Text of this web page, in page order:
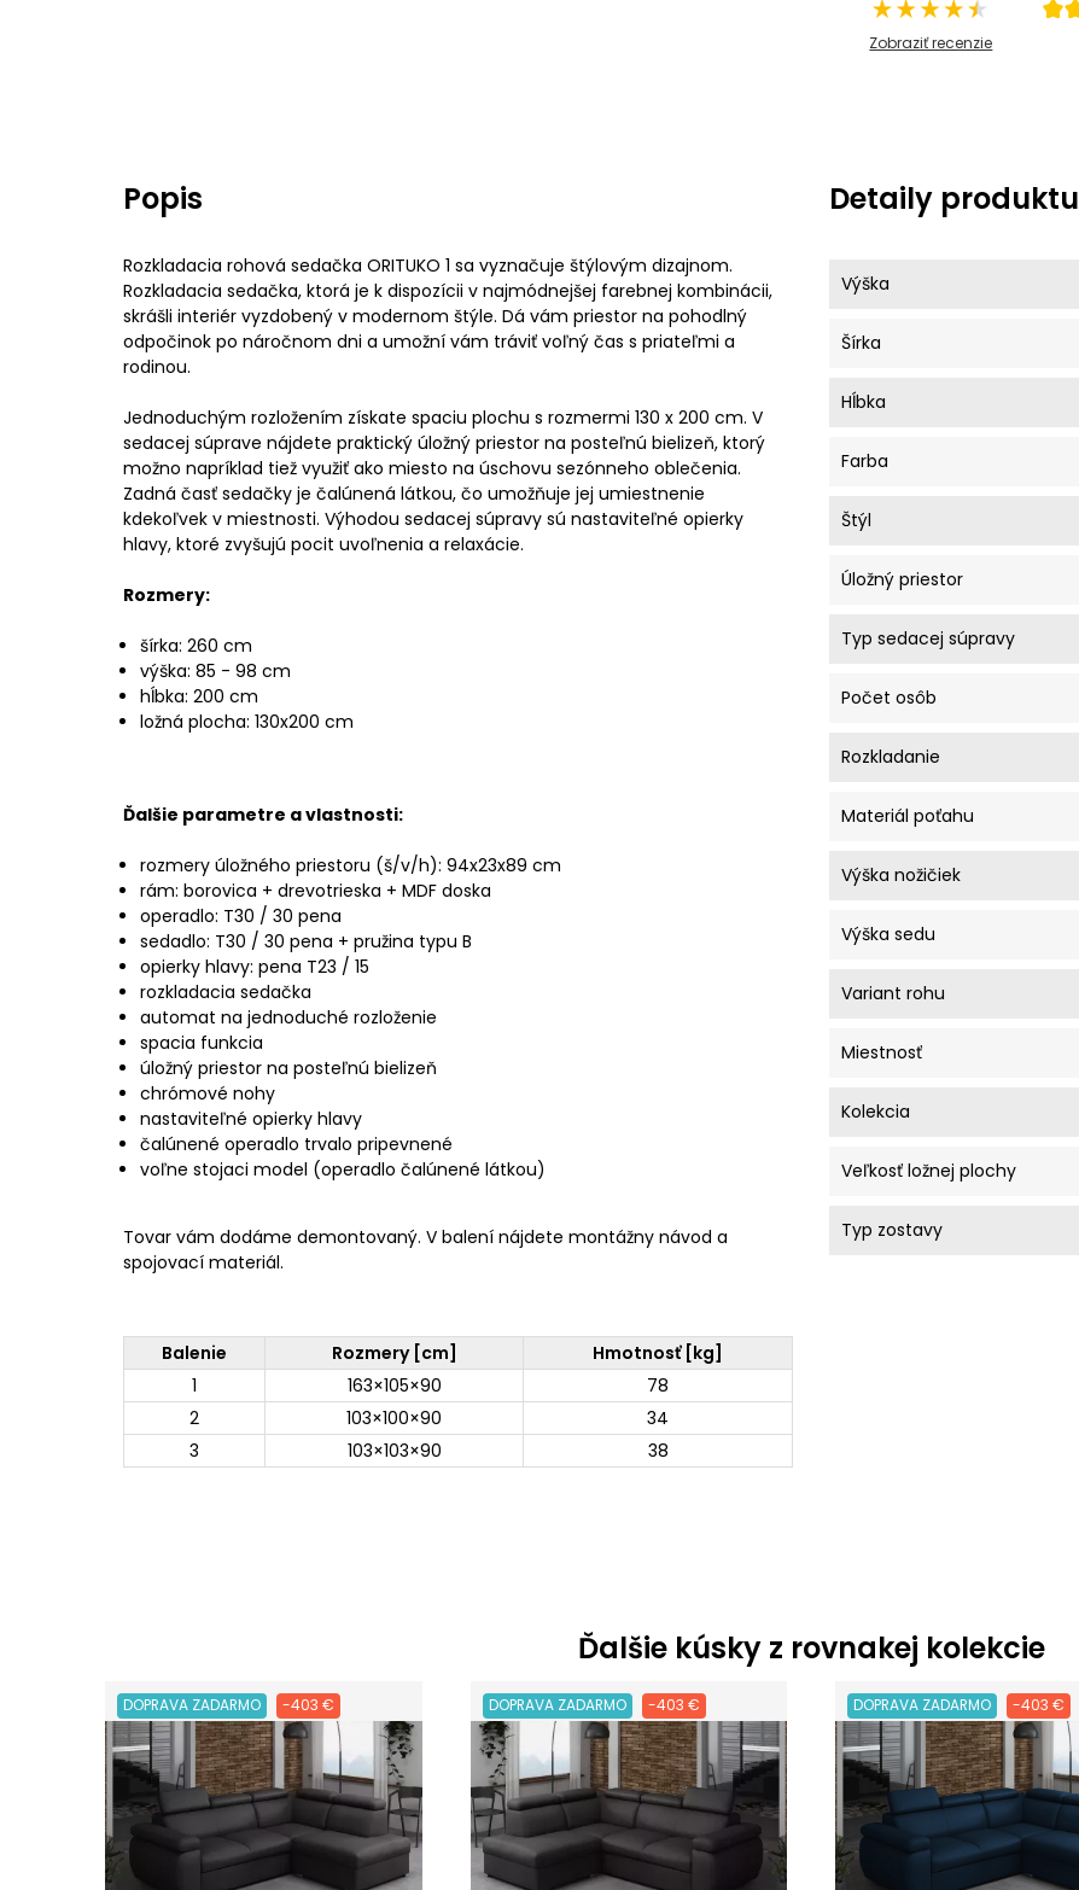
Zobraziť recenzie
Popis
Rozkladacia rohová sedačka ORITUKO 1 sa vyznačuje štýlovým dizajnom.
Rozkladacia sedačka, ktorá je k dispozícii v najmódnejšej farebnej kombinácii,
skrášli interiér vyzdobený v modernom štýle. Dá vám priestor na pohodlný
odpočinok po náročnom dni a umožní vám tráviť voľný čas s priateľmi a
rodinou.
Jednoduchým rozložením získate spaciu plochu s rozmermi 130 x 200 cm. V
sedacej súprave nájdete praktický úložný priestor na posteľnú bielizeň, ktorý
možno napríklad tiež využiť ako miesto na úschovu sezónneho oblečenia.
Zadná časť sedačky je čalúnená látkou, čo umožňuje jej umiestnenie
kdekoľvek v miestnosti. Výhodou sedacej súpravy sú nastaviteľné opierky
hlavy, ktoré zvyšujú pocit uvoľnenia a relaxácie.
Rozmery:
šírka: 260 cm
výška: 85 - 98 cm
hĺbka: 200 cm
ložná plocha: 130x200 cm
Ďalšie parametre a vlastnosti:
rozmery úložného priestoru (š/v/h): 94x23x89 cm
rám: borovica + drevotrieska + MDF doska
operadlo: T30 / 30 pena
sedadlo: T30 / 30 pena + pružina typu B
opierky hlavy: pena T23 / 15
rozkladacia sedačka
automat na jednoduché rozloženie
spacia funkcia
úložný priestor na posteľnú bielizeň
chrómové nohy
nastaviteľné opierky hlavy
čalúnené operadlo trvalo pripevnené
voľne stojaci model (operadlo čalúnené látkou)
Tovar vám dodáme demontovaný. V balení nájdete montážny návod a
spojovací materiál.
Balenie Rozmery [cm]
Hmotnosť [kg]
1
163×105×90
78
2
103×100×90
34
3
103×103×90 38
Detaily produktu
Výška
Šírka
Hĺbka
Farba
Štýl
Úložný priestor
Typ sedacej súpravy
Počet osôb
Rozkladanie
Materiál poťahu
Výška nožičiek
Výška sedu
Variant rohu
Miestnosť
Kolekcia
Veľkosť ložnej plochy
Typ zostavy
Ďalšie kúsky z rovnakej kolekcie
DOPRAVA ZADARMO -403 € DOPRAVA ZADARMO -403 € DOPRAVA ZADARMO -403 €